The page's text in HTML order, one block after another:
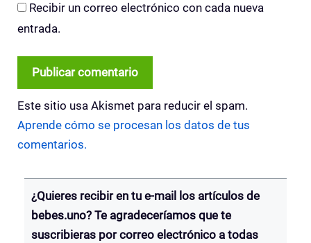
Recibir un correo electrónico con cada nueva
entrada.
Este sitio usa Akismet para reducir el spam.
Aprende cómo se procesan los datos de tus
comentarios.
¿Quieres recibir en tu e-mail los artículos de
bebes.uno? Te agradeceríamos que te
suscribieras por correo electrónico a todas